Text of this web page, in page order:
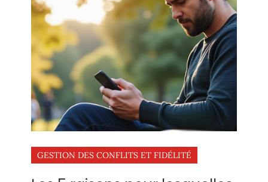
GESTION DES CONFLITS ET FIDÉLITÉ